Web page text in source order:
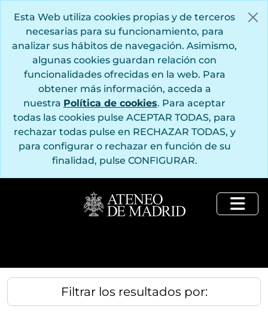
Esta Web utiliza cookies propias y de terceros
necesarias para su funcionamiento, para
analizar sus hábitos de navegación. Asimismo,
algunas cookies guardan relación con
funcionalidades ofrecidas en la web. Para
obtener más información, acceda a
nuestra Política de cookies. Para aceptar
todas las cookies pulse ACEPTAR TODAS, para
rechazar todas pulse en RECHAZAR TODAS, y
para configurar o rechazar en función de su
finalidad, pulse CONFIGURAR.
Filtrar los resultados por: